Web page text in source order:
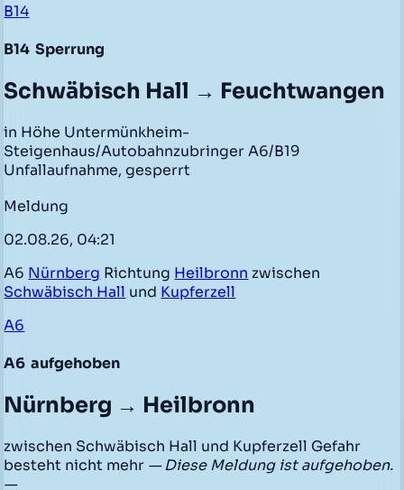
B14
B14 Sperrung
Schwäbisch Hall → Feuchtwangen
in Höhe Untermünkheim-
Steigenhaus/Autobahnzubringer A6/B19
Unfallaufnahme, gesperrt
Meldung
02.08.26, 04:21
A6 Nürnberg Richtung Heilbronn zwischen
Schwäbisch Hall und Kupferzell
A6
A6 aufgehoben
Nürnberg → Heilbronn
zwischen Schwäbisch Hall und Kupferzell Gefahr
besteht nicht mehr — Diese Meldung ist aufgehoben.
—